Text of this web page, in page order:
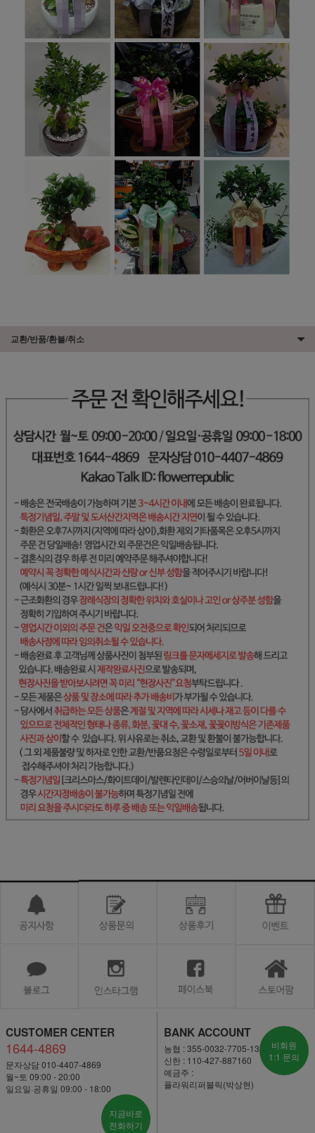
교환/반품/환불/취소
CUSTOMER CENTER
1644-4869
문자상담 010-4407-4869
월~토 09:00 - 20:00
일요일·공휴일 09:00 - 18:00
지금바로
전화하기
BANK ACCOUNT
농협 : 355-0032-7705-13
신한 : 110-427-887160
예금주 :
플라워리퍼블릭(박상현)
비회원
1:1 문의